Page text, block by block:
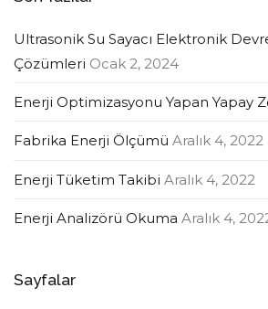
Ultrasonik Su Sayacı Elektronik
Çözümleri Ocak 2, 2024
Enerji Optimizasyonu Yapan Yapay
Fabrika Enerji Ölçümü Aralık 4, 2022
Enerji Tüketim Takibi Aralık 4, 2022
Enerji Analizörü Okuma Aralık 4,
Sayfalar